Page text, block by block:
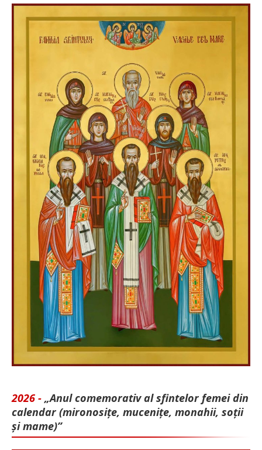
2026 - „Anul comemorativ al sfintelor femei din
calendar (mironosițe, mu­cenițe, monahii, soții
și mame)”